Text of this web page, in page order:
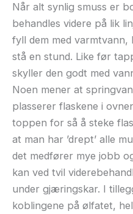
Når alt synlig smuss er
behandles videre på lik
fyll dem med
stå en stund. Like før
skyller den godt med
Noen mener at
plasserer flaskene i
toppen for så å steke
at man har ’drept’ alle
det medfører mye jobb
kan ved tvil
under gjæringskar. I
koblingene på ølfatet,